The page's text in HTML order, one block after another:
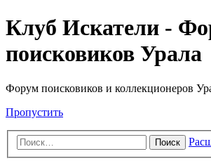
Клуб Искатели -
поисковиков Урала
Форум поисковиков и коллекционеров
Пропустить
Поиск